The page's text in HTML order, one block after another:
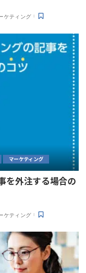
ケティング
マーケティング
を外注する場合の
ケティング